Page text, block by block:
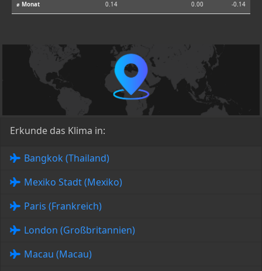
⌀ Monat 0.14 0.00 -0.14
Erkunde das Klima in:
Bangkok (Thailand)
Mexiko Stadt (Mexiko)
Paris (Frankreich)
London (Großbritannien)
Macau (Macau)